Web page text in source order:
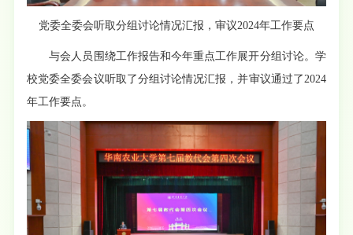
党委全委会听取分组讨论情况汇报，审议2024年工作要点
与会人员围绕工作报告和今年重点工作展开分组讨论。学
校党委全委会议听取了分组讨论情况汇报，并审议通过了2024
年工作要点。